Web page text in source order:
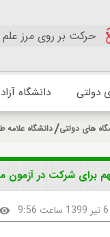
حرکت بر روی مرز علم
دولتی دانشگاه آزاد
های دولتی دانشگاه علامه
شرکت در آزمون
visibility